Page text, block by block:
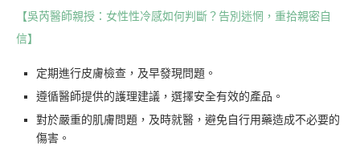
【吳芮醫師親授：女性性冷感如何判斷？告別迷惘，重拾親密自
信】
定期進行皮膚檢查，及早發現問題。
遵循醫師提供的護理建議，選擇安全有效的產品。
對於嚴重的肌膚問題，及時就醫，避免自行用藥造成不必要的
傷害。